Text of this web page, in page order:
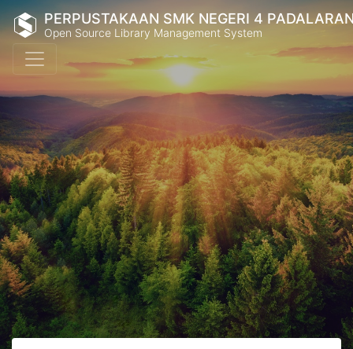
PERPUSTAKAAN SMK NEGERI 4
Open Source Library Management System